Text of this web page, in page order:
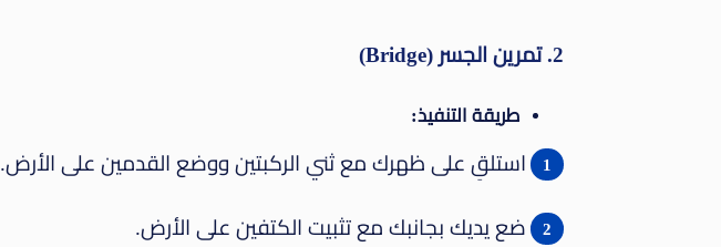
2. تمرين الجسر (Bridge)
طريقة التنفيذ:
استلقِ على ظهرك مع ثني الركبتين ووضع القدمين على الأرض.
ضع يديك بجانبك مع تثبيت الكتفين على الأرض.